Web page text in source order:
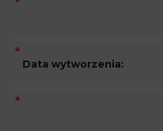
Data wytworzenia: